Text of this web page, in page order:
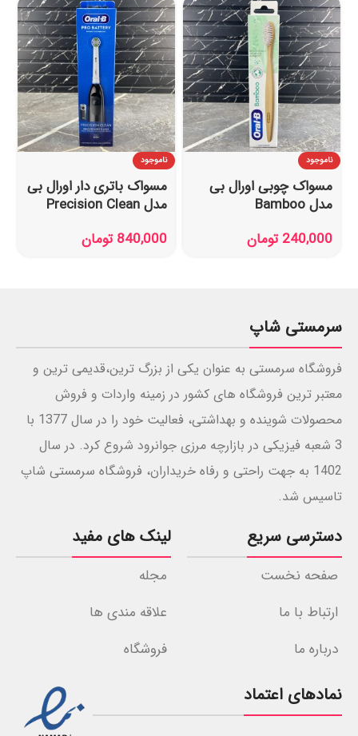
ناموجود
مسواک چوبی اورال بی
مدل Bamboo
240,000 تومان
ناموجود
مسواک باتری دار اورال بی
مدل Precision Clean
840,000 تومان
سرمستی شاپ
فروشگاه سرمستی به عنوان یکی از بزرگ ترین،قدیمی ترین و
معتبر ترین فروشگاه های کشور در زمینه واردات و فروش
محصولات شوینده و بهداشتی، فعالیت خود را در سال 1377 با
3 شعبه فیزیکی در بازارچه مرزی جوانرود شروع کرد. در سال
1402 به جهت راحتی و رفاه خریداران، فروشگاه سرمستی شاپ
تاسیس شد.
دسترسی سریع
صفحه نخست
ارتباط با ما
درباره ما
لینک های مفید
مجله
علاقه مندی ها
فروشگاه
نمادهای اعتماد